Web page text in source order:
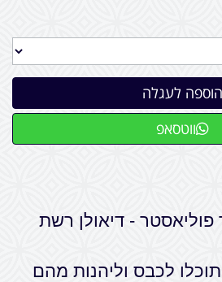
ווטסאפ
פוליאסטר - דיאולן רשת
לכבס וליהנות מהם